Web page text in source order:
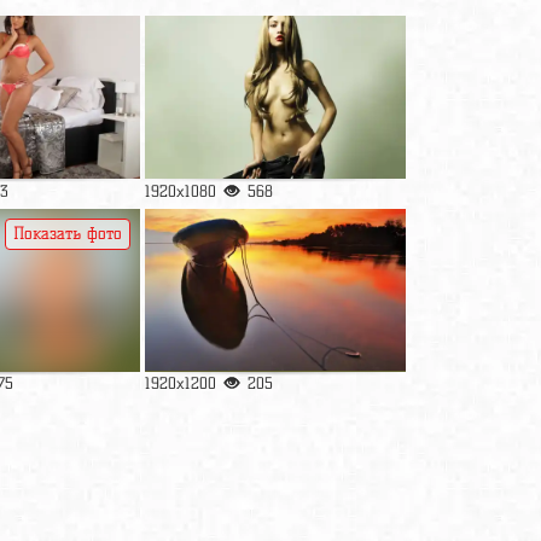
1920x1080 568
Показать фото
1920x1200 205